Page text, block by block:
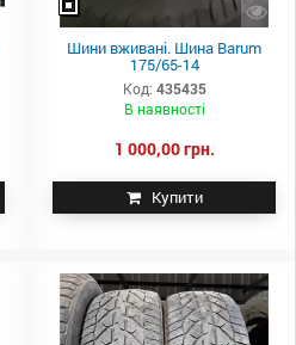
Шини вживані. Шина Barum
175/65-14
Код: 435435
В наявності
1 000,00 грн.
Купити